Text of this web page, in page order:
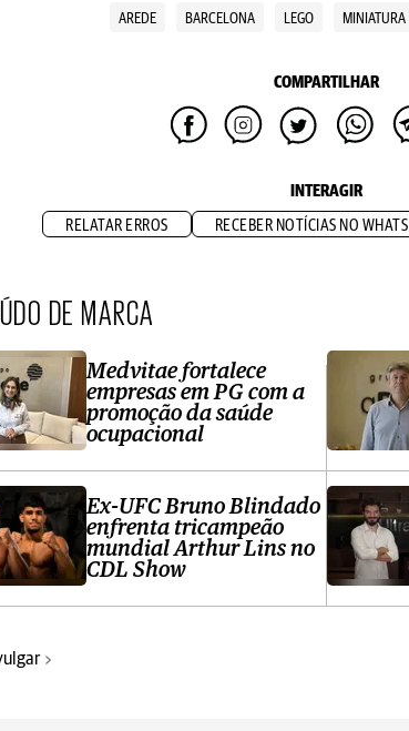
AREDE BARCELONA LEGO MINIATURA
COMPARTILHAR
INTERAGIR
RELATAR ERROS RECEBER NOTÍCIAS NO WHATS
DE MARCA
Medvitae fortalece
empresas em PG com a
promoção da saúde
ocupacional
Ex-UFC Bruno Blindado
enfrenta tricampeão
mundial Arthur Lins no
CDL Show